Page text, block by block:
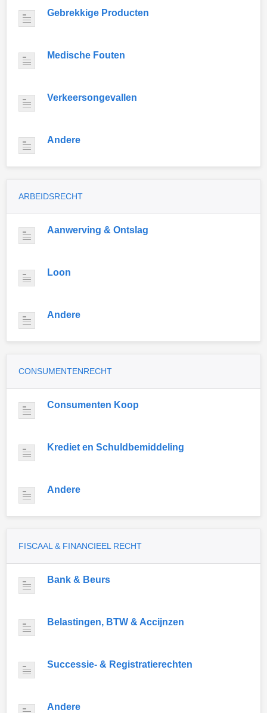
Gebrekkige Producten
Medische Fouten
Verkeersongevallen
Andere
ARBEIDSRECHT
Aanwerving & Ontslag
Loon
Andere
CONSUMENTENRECHT
Consumenten Koop
Krediet en Schuldbemiddeling
Andere
FISCAAL & FINANCIEEL RECHT
Bank & Beurs
Belastingen, BTW & Accijnzen
Successie- & Registratierechten
Andere